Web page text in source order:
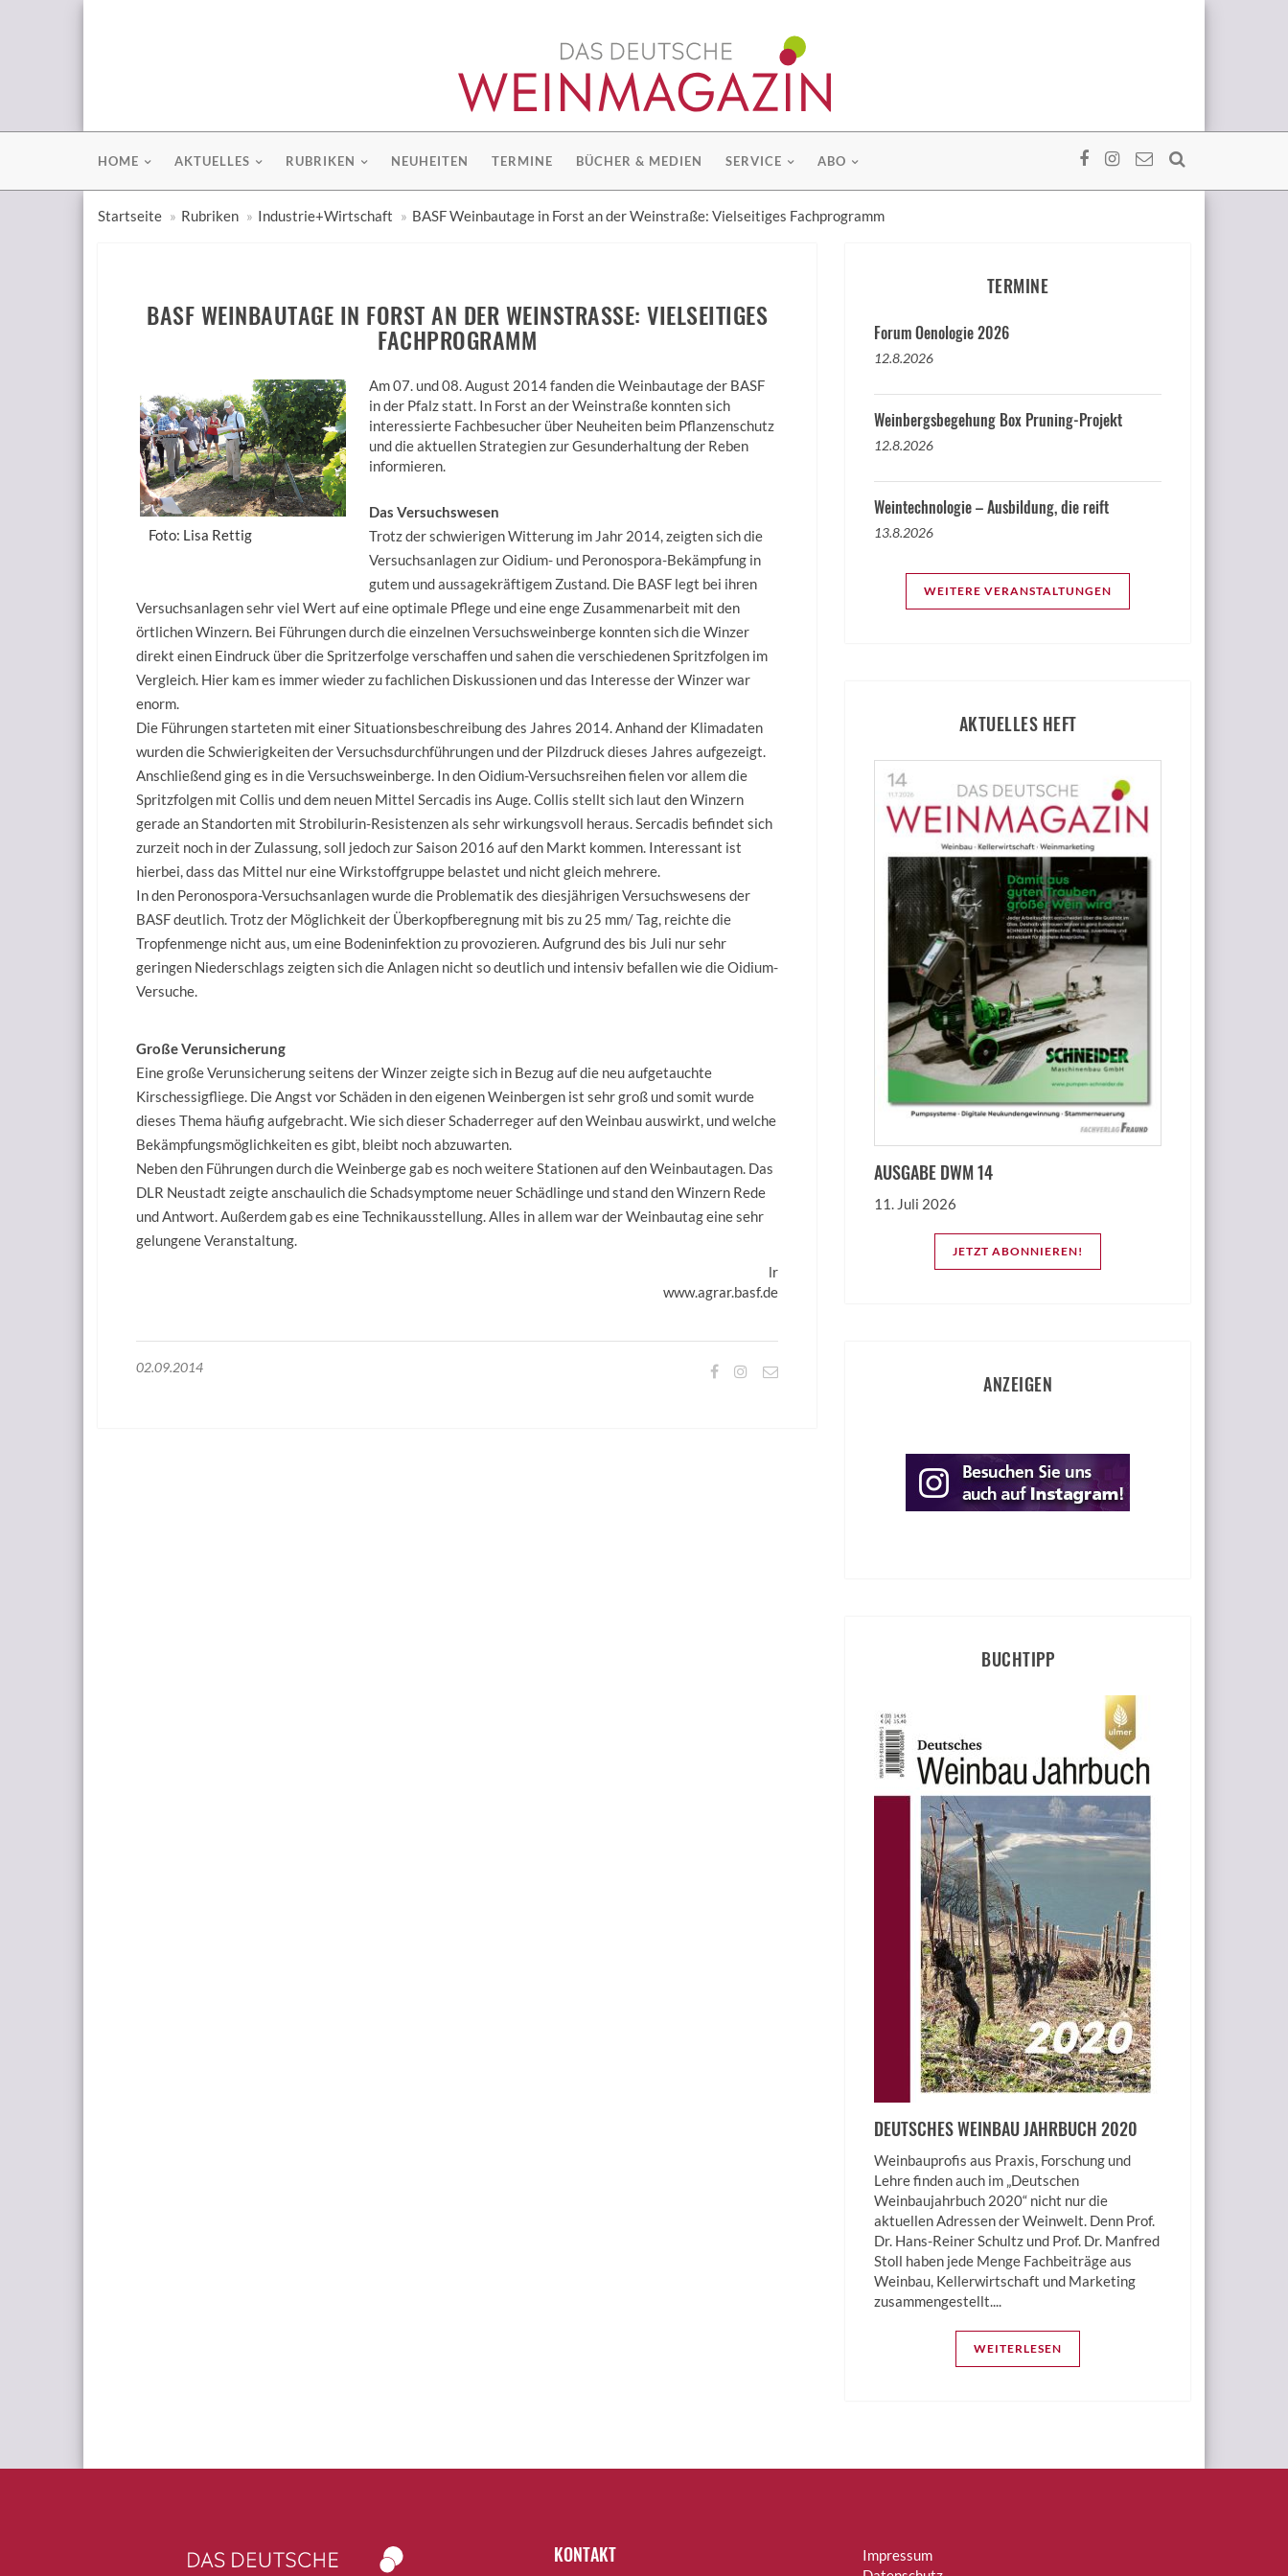
HOME AKTUELLES RUBRIKEN NEUHEITEN TERMINE BÜCHER & MEDIEN SERVICE ABO
Startseite Rubriken Industrie+Wirtschaft BASF Weinbautage in Forst an der Weinstraße: Vielseitiges Fachprogramm
BASF WEINBAUTAGE IN FORST AN DER WEINSTRASSE: VIELSEITIGES F
ACHPROGRAMM
Foto: Lisa Rettig
Am 07. und 08. August 2014 fanden die Weinbautage der BASF
in der Pfalz statt. In Forst an der Weinstraße konnten sich
interessierte Fachbesucher über Neuheiten beim Pflanzenschutz
und die aktuellen Strategien zur Gesunderhaltung der Reben
informieren.
Das Versuchswesen
Trotz der schwierigen Witterung im Jahr 2014, zeigten sich die
Versuchsanlagen zur Oidium- und Peronospora-Bekämpfung in
gutem und aussagekräftigem Zustand. Die BASF legt bei ihren
Versuchsanlagen sehr viel Wert auf eine optimale Pflege und eine enge Zusammenarbeit mit den
örtlichen Winzern. Bei Führungen durch die einzelnen Versuchsweinberge konnten sich die Winzer
direkt einen Eindruck über die Spritzerfolge verschaffen und sahen die verschiedenen Spritzfolgen im
Vergleich. Hier kam es immer wieder zu fachlichen Diskussionen und das Interesse der Winzer war
enorm.
Die Führungen starteten mit einer Situationsbeschreibung des Jahres 2014. Anhand der Klimadaten
wurden die Schwierigkeiten der Versuchsdurchführungen und der Pilzdruck dieses Jahres aufgezeigt.
Anschließend ging es in die Versuchsweinberge. In den Oidium-Versuchsreihen fielen vor allem die
Spritzfolgen mit Collis und dem neuen Mittel Sercadis ins Auge. Collis stellt sich laut den Winzern
gerade an Standorten mit Strobilurin-Resistenzen als sehr wirkungsvoll heraus. Sercadis befindet sich
zurzeit noch in der Zulassung, soll jedoch zur Saison 2016 auf den Markt kommen. Interessant ist
hierbei, dass das Mittel nur eine Wirkstoffgruppe belastet und nicht gleich mehrere.
In den Peronospora-Versuchsanlagen wurde die Problematik des diesjährigen Versuchswesens der
BASF deutlich. Trotz der Möglichkeit der Überkopfberegnung mit bis zu 25 mm/ Tag, reichte die
Tropfenmenge nicht aus, um eine Bodeninfektion zu provozieren. Aufgrund des bis Juli nur sehr
geringen Niederschlags zeigten sich die Anlagen nicht so deutlich und intensiv befallen wie die Oidium-
Versuche.
Große Verunsicherung
Eine große Verunsicherung seitens der Winzer zeigte sich in Bezug auf die neu aufgetauchte
Kirschessigfliege. Die Angst vor Schäden in den eigenen Weinbergen ist sehr groß und somit wurde
dieses Thema häufig aufgebracht. Wie sich dieser Schaderreger auf den Weinbau auswirkt, und welche
Bekämpfungsmöglichkeiten es gibt, bleibt noch abzuwarten.
Neben den Führungen durch die Weinberge gab es noch weitere Stationen auf den Weinbautagen. Das
DLR Neustadt zeigte anschaulich die Schadsymptome neuer Schädlinge und stand den Winzern Rede
und Antwort. Außerdem gab es eine Technikausstellung. Alles in allem war der Weinbautag eine sehr
gelungene Veranstaltung.
lr
www.agrar.basf.de
02.09.2014
TERMINE
Forum Oenologie 2026
12.8.2026
Weinbergsbegehung Box Pruning-Projekt
12.8.2026
Weintechnologie – Ausbildung, die reift
13.8.2026
WEITERE VERANSTALTUNGEN
AKTUELLES HEFT
AUSGABE DWM 14
11. Juli 2026
JETZT ABONNIEREN!
ANZEIGEN
BUCHTIPP
DEUTSCHES WEINBAU JAHRBUCH 2020
Weinbauprofis aus Praxis, Forschung und
Lehre finden auch im „Deutschen
Weinbaujahrbuch 2020“ nicht nur die
aktuellen Adressen der Weinwelt. Denn Prof.
Dr. Hans-Reiner Schultz und Prof. Dr. Manfred
Stoll haben jede Menge Fachbeiträge aus
Weinbau, Kellerwirtschaft und Marketing
zusammengestellt....
WEITERLESEN
KONTAKT
Impressum